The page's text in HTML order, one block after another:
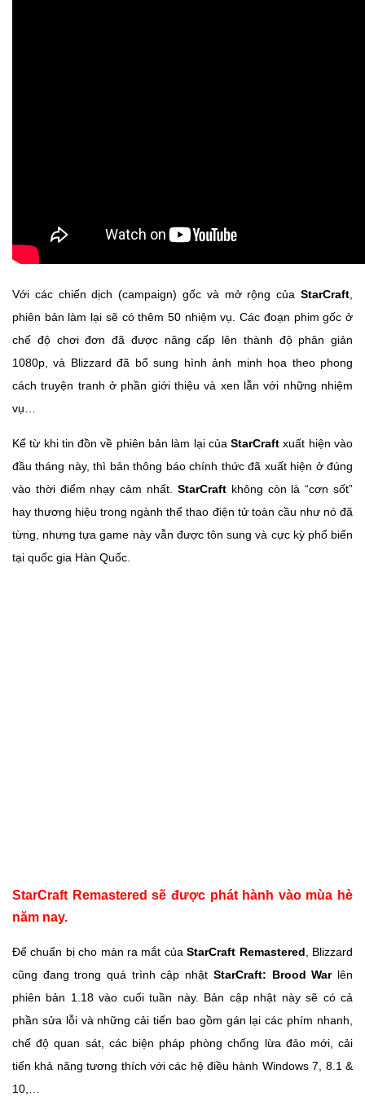
Với các chiến dịch (campaign) gốc và mở rộng của StarCraft
phiên bản làm lại sẽ có thêm 50 nhiệm vụ. Các đoạn phim gốc ở
chế độ chơi đơn đã được nâng cấp lên thành độ phân giản
1080p, và Blizzard đã bổ sung hình ảnh minh họa theo phong
cách truyện tranh ở phần giới thiệu và xen lẫn với những nhiệm
vụ…
Kể từ khi tin đồn về phiên bản làm lại củaStarCraft xuất hiện vào
đầu tháng này, thì bản thông báo chính thức đã xuất hiện ở đúng
vào thời điểm nhạy cảm nhất. StarCraftkhông còn là “cơn sốt”
hay thương hiệu trong ngành thể thao điện tử toàn cầu như nó đã
từng, nhưng tựa game này vẫn được tôn sung và cực kỳ phổ biến
tại quốc gia Hàn Quốc.
StarCraft Remastered sẽ được phát hành vào mùa hè
năm nay.
Để chuẩn bị cho màn ra mắt củaStarCraft Remastered , Blizzard
cũng đang trong quá trình cập nhật StarCraft: Brood Warlên
phiên bản 1.18 vào cuối tuần này. Bản cập nhật này sẽ có cả
phần sửa lỗi và những cải tiến bao gồm gán lại các phím nhanh,
chế độ quan sát, các biện pháp phòng chống lừa đảo mới, cải
tiến khả năng tương thích với các hệ điều hành Windows 7, 8.1 &
10,…